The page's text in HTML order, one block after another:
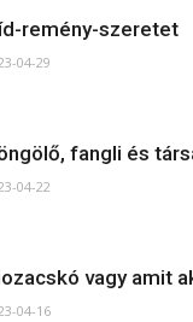
remény-szeretet
04-29
fangli és
04-22
vagy amit
04-16